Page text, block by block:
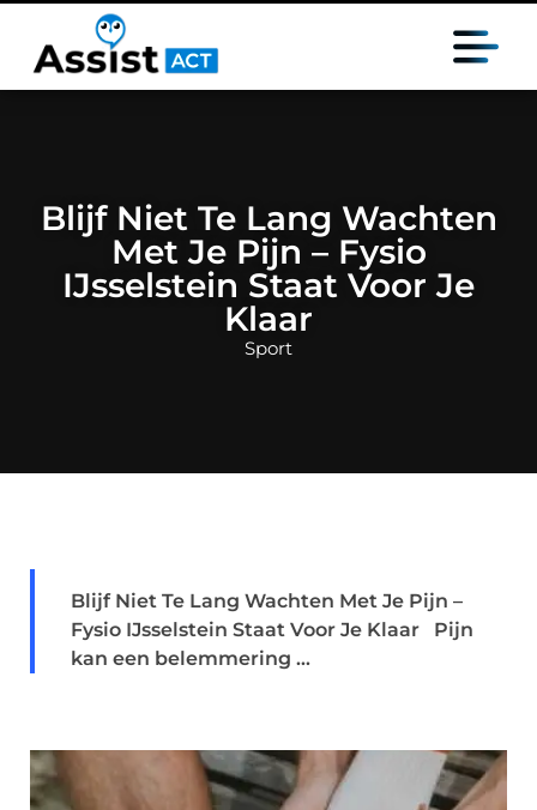
Blijf Niet Te Lang Wachten
Met Je Pijn – Fysio
IJsselstein Staat Voor Je
Klaar
Sport
Blijf Niet Te Lang Wachten Met Je Pijn –
Fysio IJsselstein Staat Voor Je Klaar Pijn
kan een belemmering ...